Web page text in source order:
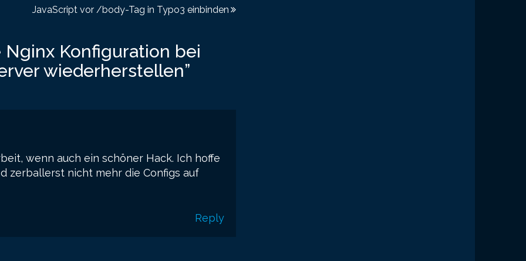
JavaScript vor /body-Tag in Typo3 einbinden
Konfiguration bei
wiederherstellen”
wenn auch ein schöner Hack. Ich hoffe
zerballerst nicht mehr die Configs auf
Reply